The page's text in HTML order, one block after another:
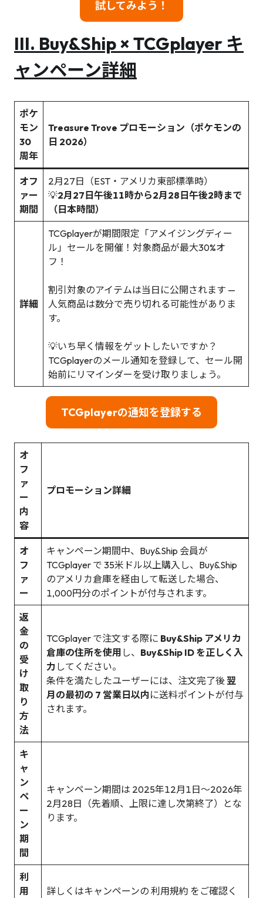
試してみよう！
III. Buy&Ship × TCGplayer キ
ャンペーン詳細
ポケ
モン
30
周年
Treasure Trove プロモーション（ポケモンの
日 2026）
オフ
ァー
期間
2月27日（EST・アメリカ東部標準時）
💡2月27日午後11時から2月28日午後2時まで
（日本時間）
詳細
TCGplayerが期間限定「アメイジングディー
ル」セールを開催！対象商品が最大30%オ
フ！
割引対象のアイテムは当日に公開されます —
人気商品は数分で売り切れる可能性がありま
す。
💡いち早く情報をゲットしたいですか？
TCGplayerのメール通知を登録して、セール開
始前にリマインダーを受け取りましょう。
TCGplayerの通知を登録する
オ
フ
ァ
ー
内
容
プロモーション詳細
オ
フ
ァ
ー
キャンペーン期間中、Buy&Ship 会員が
TCGplayer で 35米ドル以上購入し、Buy&Ship
のアメリカ倉庫を経由して転送した場合、
1,000円分のポイントが付与されます。
返
金
の
受
け
取
り
方
法
TCGplayer で注文する際に Buy&Ship アメリカ
倉庫の住所を使用 し、 Buy&Ship ID を正しく入
力 してください。
条件を満たしたユーザーには、注文完了後翌
月の最初の 7 営業日以内 に送料ポイントが付与
されます。
キ
ャ
ン
ペ
ー
ン
期
間
キャンペーン期間は 2025年12月1日〜2026年
2月28日（先着順、上限に達し次第終了）とな
ります。
利
用
詳しくはキャンペーンの 利用規約 をご確認く